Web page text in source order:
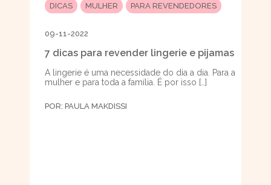
DICAS MULHER PARA REVENDEDORES
09-11-2022
7 dicas para revender lingerie e pijamas
A lingerie é uma necessidade do dia a dia. Para a
mulher e para toda a família. É por isso […]
POR: PAULA MAKDISSI